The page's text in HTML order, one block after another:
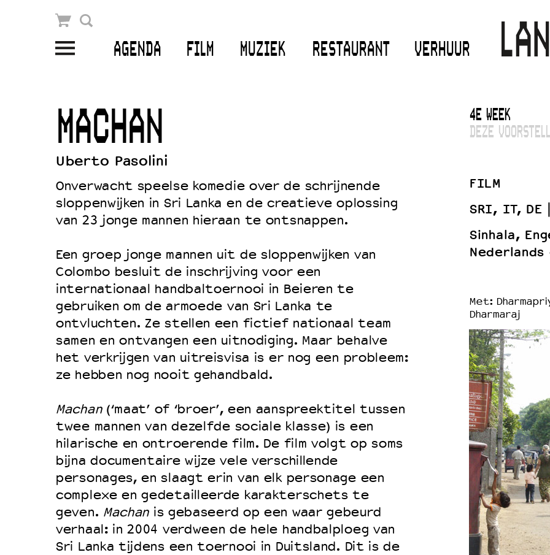
AGENDA FILM MUZIEK RESTAURANT VERHUUR
Winkelmandje
Openingstijden & contact
Bereikbaarheid
Kaartverkoop
EDUCATIE
Schoolvoorstellingen
Filmprogramma’s Primair Onderwijs
Filmprogramma’s VO/MBO
Speciale educatieprogramma’s
OVER LANTARENVENSTER
Wat we doen
Wie is wie
Word vriend
Historie
Partners
Huisregels
Privacyverklaring
Integriteits- en gedragscode
MACHAN
Uberto Pasolini
Onverwacht speelse komedie over de schrijnende
sloppenwijken in Sri Lanka en de creatieve oplossing
van 23 jonge mannen hieraan te ontsnappen.
Een groep jonge mannen uit de sloppenwijken van
Colombo besluit de inschrijving voor een
internationaal handbaltoernooi in Beieren te
gebruiken om de armoede van Sri Lanka te
ontvluchten. Ze stellen een fictief nationaal team
samen en ontvangen een uitnodiging. Maar behalve
het verkrijgen van uitreisvisa is er nog een probleem:
ze hebben nog nooit gehandbald.
Machan(‘maat’ of ‘broer’, een aanspreektitel tussen
twee mannen van dezelfde sociale klasse) is een
hilarische en ontroerende film. De film volgt op soms
bijna documentaire wijze vele verschillende
personages, en slaagt erin van elk personage een
complexe en gedetailleerde karakterschets te
geven. Machanis gebaseerd op een waar gebeurd
verhaal: in 2004 verdween de hele handbalploeg van
Sri Lanka tijdens een toernooi in Duitsland. Dit is de
4E WEEK
DEZE
FILM
SRI, IT, DE
Sinhala,
Met:
Dharmaraj